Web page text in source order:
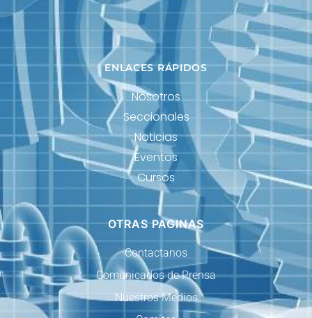
ENLACES RÁPIDOS
Nosotros
Seccionales
Noticias
Eventos
Cursos
OTRAS PAGINAS
Contactanos
Comunicados de Prensa
Nuestros Medios